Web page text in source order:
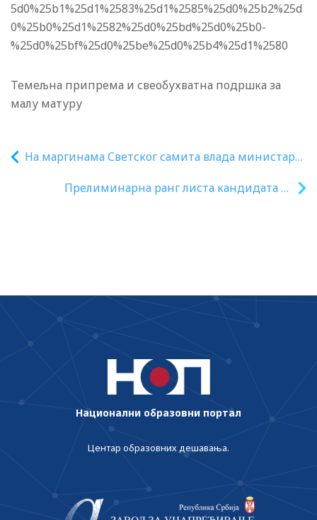
5d0%25b1%25d1%2583%25d1%2585%25d0%25b2%25d
0%25b0%25d1%2582%25d0%25bd%25d0%25b0-
%25d0%25bf%25d0%25be%25d0%25b4%25d1%2580
Темељна припрема и свеобухватна подршка за
малу матуру
На маргинама Светског самита влада министар
унапређивању сарадње
Прелиминарна ранг листа кандидата за
Национални образовни портал
Центар образовних дешавања.